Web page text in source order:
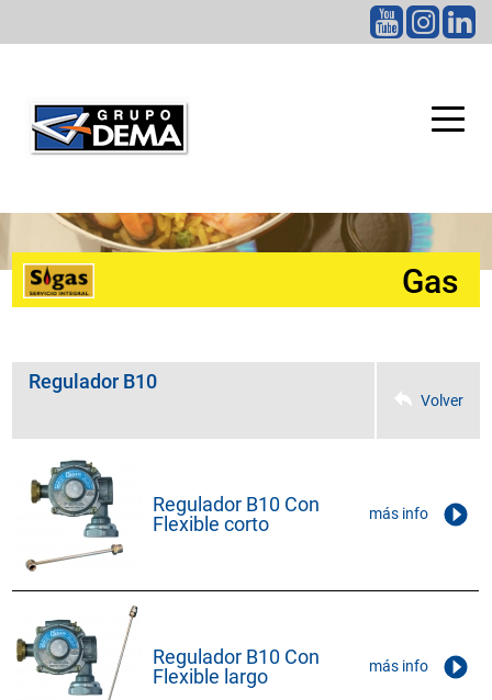
Gas
CATEGORÍAS
Volver
Regulador B10
Regulador B10 Con
Flexible corto
más info
Regulador B10 Con
Flexible largo
más info